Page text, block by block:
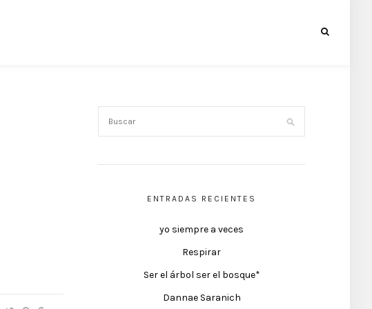
ENTRADAS RECIENTES
yo siempre a veces
Respirar
Ser el árbol ser el bosque*
Dannae Saranich